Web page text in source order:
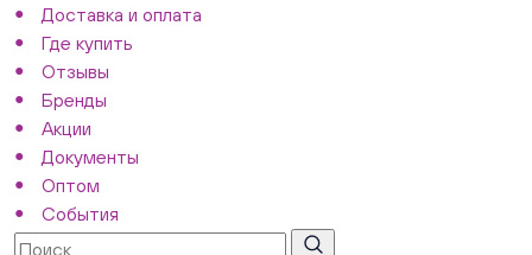
Доставка и оплата
Где купить
Отзывы
Бренды
Акции
Документы
Оптом
События